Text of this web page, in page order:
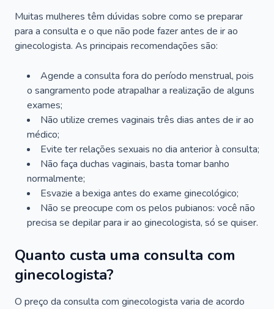
Muitas mulheres têm dúvidas sobre como se preparar
para a consulta e o que não pode fazer antes de ir ao
ginecologista. As principais recomendações são:
Agende a consulta fora do período menstrual, pois
o sangramento pode atrapalhar a realização de alguns
exames;
Não utilize cremes vaginais três dias antes de ir ao
médico;
Evite ter relações sexuais no dia anterior à consulta;
Não faça duchas vaginais, basta tomar banho
normalmente;
Esvazie a bexiga antes do exame ginecológico;
Não se preocupe com os pelos pubianos: você não
precisa se depilar para ir ao ginecologista, só se quiser.
Quanto custa uma consulta com
ginecologista?
O preço da consulta com ginecologista varia de acordo